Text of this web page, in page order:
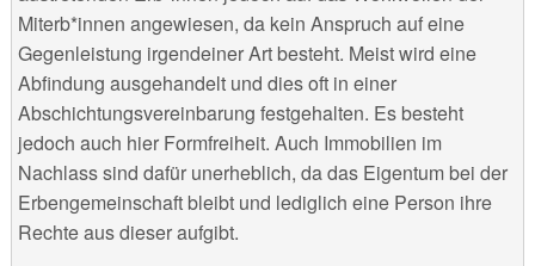
Miterb*innen angewiesen, da kein Anspruch auf eine
Gegenleistung irgendeiner Art besteht. Meist wird eine
Abfindung ausgehandelt und dies oft in einer
Abschichtungsvereinbarung festgehalten. Es besteht
jedoch auch hier Formfreiheit. Auch Immobilien im
Nachlass sind dafür unerheblich, da das Eigentum bei der
Erbengemeinschaft bleibt und lediglich eine Person ihre
Rechte aus dieser aufgibt.